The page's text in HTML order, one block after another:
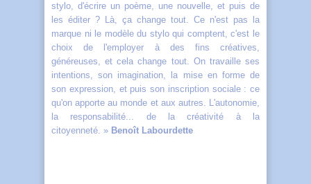
stylo, d'écrire un poème, une nouvelle, et puis de
les éditer ? Là, ça change tout. Ce n'est pas la
marque ni le modèle du stylo qui comptent, c'est le
choix de l'employer à des fins créatives,
généreuses, et cela change tout. On travaille ses
intentions, son imagination, la mise en forme de
son expression, et puis son inscription sociale : ce
qu'on apporte au monde et aux autres. L'autonomie,
la responsabilité... de la créativité à la
citoyenneté. » Benoît Labourdette